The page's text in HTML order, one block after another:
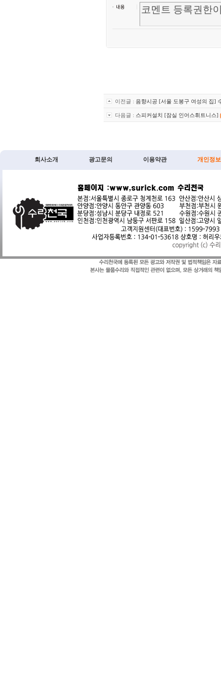
이전글 : 음향시공 [서울 도봉구 여성의 집]
다음글 : 스피커설치 [잠실 인어스휘트니스]
회사소개 광고문의 이용약관 개인정